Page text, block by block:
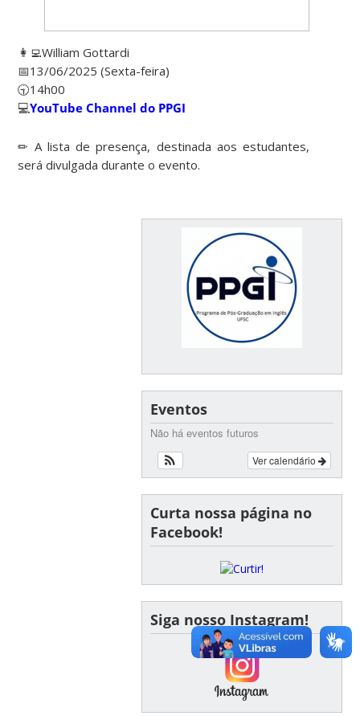
👩‍💻William Gottardi
📅13/06/2025 (Sexta-feira)
🕤14h00
💻YouTube Channel do PPGI
✏ A lista de presença, destinada aos estudantes,
será divulgada durante o evento.
Eventos
Não há eventos futuros
Ver calendário
Curta nossa página no
Facebook!
Siga nosso Instagram!